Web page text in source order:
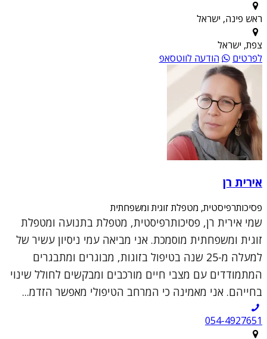
ראש פינה, ישראל
צפת, ישראל
לפרטים
הודעה לווטסאפ
אירית רן
פסיכותרפיסטית, מטפלת זוגית ומשפחתית
שמי אירית רן, פסיכותרפיסטית, מטפלת בתנועה ומטפלת
זוגית ומשפחתית מוסמכת. אני מביאה עמי ניסיון עשיר של
למעלה מ-25 שנה בטיפול בזוגות, מבוגרים ומתבגרים
המתמודדים עם מצבי חיים מורכבים ומבקשים לחולל שינוי
בחייהם. אני מאמינה כי המרחב הטיפולי מאפשר הזדמ...
054-4927651